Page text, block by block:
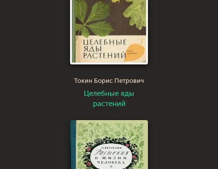
Токин Борис Петрович
Целебные яды
растений